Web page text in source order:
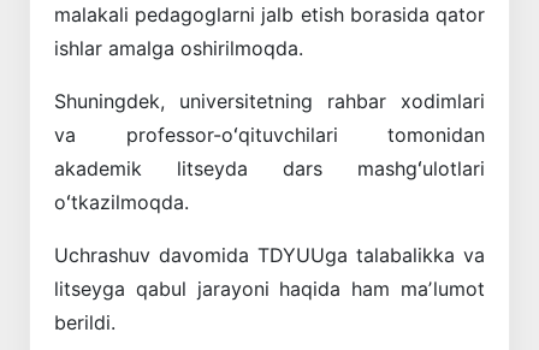
malakali pedagoglarni jalb etish borasida qator
ishlar amalga oshirilmoqda.
Shuningdek, universitetning rahbar xodimlari
va professor-oʻqituvchilari tomonidan
akademik litseyda dars mashgʻulotlari
oʻtkazilmoqda.
Uchrashuv davomida TDYUUga talabalikka va
litseyga qabul jarayoni haqida ham maʼlumot
berildi.